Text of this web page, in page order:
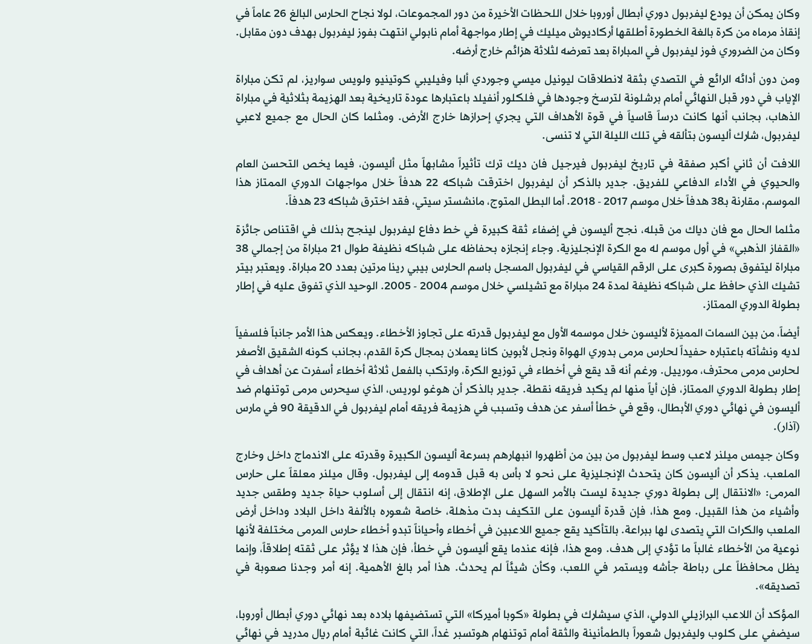
وكان يمكن أن يودع ليفربول دوري أبطال أوروبا خلال اللحظات الأخيرة من دور المجموعات، لولا نجاح الحارس البالغ 26 عاماً في
إنقاذ مرماه من كرة بالغة الخطورة أطلقها أركاديوش ميليك في إطار مواجهة أمام نابولي انتهت بفوز ليفربول بهدف دون مقابل.
وكان من الضروري فوز ليفربول في المباراة بعد تعرضه لثلاثة هزائم خارج أرضه.
ومن دون أدائه الرائع في التصدي بثقة لانطلاقات ليونيل ميسي وجوردي ألبا وفيليبي كوتينيو ولويس سواريز، لم تكن مباراة
الإياب في دور قبل النهائي أمام برشلونة لترسخ وجودها في فلكلور أنفيلد باعتبارها عودة تاريخية بعد الهزيمة بثلاثية في مباراة
الذهاب، بجانب أنها كانت درساً قاسياً في قوة الأهداف التي يجري إحرازها خارج الأرض. ومثلما كان الحال مع جميع لاعبي
ليفربول، شارك أليسون بتألقه في تلك الليلة التي لا تنسى.
اللافت أن ثاني أكبر صفقة في تاريخ ليفربول فيرجيل فان ديك ترك تأثيراً مشابهاً مثل أليسون، فيما يخص التحسن العام
والحيوي في الأداء الدفاعي للفريق. جدير بالذكر أن ليفربول اخترقت شباكه 22 هدفاً خلال مواجهات الدوري الممتاز هذا
الموسم، مقارنة بـ38 هدفاً خلال موسم 2017 - 2018. أما البطل المتوج، مانشستر سيتي، فقد اخترق شباكه 23 هدفاً.
مثلما الحال مع فان دياك من قبله، نجح أليسون في إضفاء ثقة كبيرة في خط دفاع ليفربول لينجح بذلك في اقتناص جائزة
«القفاز الذهبي» في أول موسم له مع الكرة الإنجليزية. وجاء إنجازه بحفاظه على شباكه نظيفة طوال 21 مباراة من إجمالي 38
مباراة ليتفوق بصورة كبرى على الرقم القياسي في ليفربول المسجل باسم الحارس بيبي رينا مرتين بعدد 20 مباراة. ويعتبر بيتر
تشيك الذي حافظ على شباكه نظيفة لمدة 24 مباراة مع تشيلسي خلال موسم 2004 - 2005. الوحيد الذي تفوق عليه في إطار
بطولة الدوري الممتاز.
أيضاً، من بين السمات المميزة لأليسون خلال موسمه الأول مع ليفربول قدرته على تجاوز الأخطاء. ويعكس هذا الأمر جانباً فلسفياً
لديه ونشأته باعتباره حفيداً لحارس مرمى بدوري الهواة ونجل لأبوين كانا يعملان بمجال كرة القدم، بجانب كونه الشقيق الأصغر
لحارس مرمى محترف، مورييل. ورغم أنه قد يقع في أخطاء في توزيع الكرة، وارتكب بالفعل ثلاثة أخطاء أسفرت عن أهداف في
إطار بطولة الدوري الممتاز، فإن أياً منها لم يكبد فريقه نقطة. جدير بالذكر أن هوغو لوريس، الذي سيحرس مرمى توتنهام ضد
أليسون في نهائي دوري الأبطال، وقع في خطأ أسفر عن هدف وتسبب في هزيمة فريقه أمام ليفربول في الدقيقة 90 في مارس
(آذار).
وكان جيمس ميلنر لاعب وسط ليفربول من بين من أظهروا انبهارهم بسرعة أليسون الكبيرة وقدرته على الاندماج داخل وخارج
الملعب. يذكر أن أليسون كان يتحدث الإنجليزية على نحو لا بأس به قبل قدومه إلى ليفربول. وقال ميلنر معلقاً على حارس
المرمى: «الانتقال إلى بطولة دوري جديدة ليست بالأمر السهل على الإطلاق، إنه انتقال إلى أسلوب حياة جديد وطقس جديد
وأشياء من هذا القبيل. ومع هذا، فإن قدرة أليسون على التكيف بدت مذهلة، خاصة شعوره بالألفة داخل البلاد وداخل أرض
الملعب والكرات التي يتصدى لها ببراعة. بالتأكيد يقع جميع اللاعبين في أخطاء وأحياناً تبدو أخطاء حارس المرمى مختلفة لأنها
نوعية من الأخطاء غالباً ما تؤدي إلى هدف. ومع هذا، فإنه عندما يقع أليسون في خطأ، فإن هذا لا يؤثر على ثقته إطلاقاً، وإنما
يظل محافظاً على رباطة جأشه ويستمر في اللعب، وكأن شيئاً لم يحدث. هذا أمر بالغ الأهمية. إنه أمر وجدنا صعوبة في
تصديقه».
المؤكد أن اللاعب البرازيلي الدولي، الذي سيشارك في بطولة «كوبا أميركا» التي تستضيفها بلاده بعد نهائي دوري أبطال أوروبا،
سيضفي على كلوب وليفربول شعوراً بالطمأنينة والثقة أمام توتنهام هوتسبر غداً، التي كانت غائبة أمام ريال مدريد في نهائي